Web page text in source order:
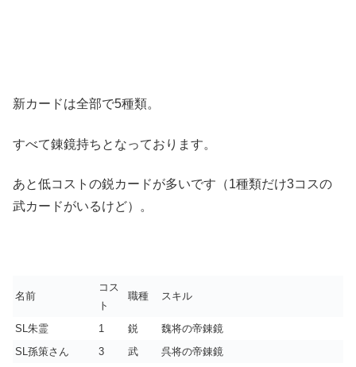
新カードは全部で5種類。
すべて錬鏡持ちとなっております。
あと低コストの鋭カードが多いです（1種類だけ3コスの
武カードがいるけど）。
名前
コス
ト
職種 スキル
SL朱霊 1 鋭
魏将の帝錬鏡
SL孫策さん
3 武
呉将の帝錬鏡